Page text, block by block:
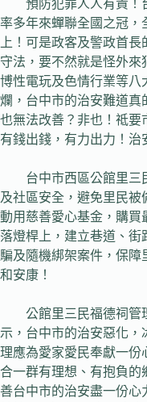
預防犯罪人人有責！
率多年來蟬聯全國之冠，
上！可是政客及警政首
守法，要不然就是怪外
博性電玩及色情行業等八
爛，台中市的治安難道真
也無法改善？非也！祗要
有錢出錢，有力出力！治
台中市西區公館里三
及社區安全，避免里民被
動用慈善愛心基金，購買
落燈桿上，建立巷道、
騙及隨機綁架案件，保
和安康！
公館里三民福德祠管
示，台中市的治安惡化，
理應為愛家愛民奉獻一
合一群有理想、有抱負的
善台中市的治安盡一份心